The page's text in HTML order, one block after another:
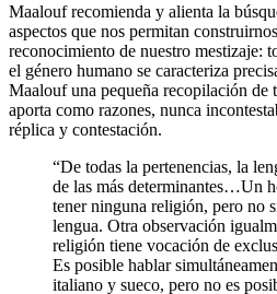
Maalouf recomienda y alienta la
aspectos que nos permitan
reconocimiento de nuestro mestizaje:
el género humano se caracteriza
Maalouf una pequeña recopilación de
aporta como razones, nunca
réplica y contestación.
“De todas la pertenencias, la
de las más determinantes…Un
tener ninguna religión, pero no
lengua. Otra observación
religión tiene vocación de
Es posible hablar
italiano y sueco, pero no es